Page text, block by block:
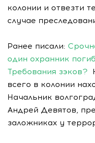
колонии и отвезти
случае
Ранее писали:
один охранник
Требования зэков?
всего в колонии
Начальник
Андрей Девятов,
заложниках у